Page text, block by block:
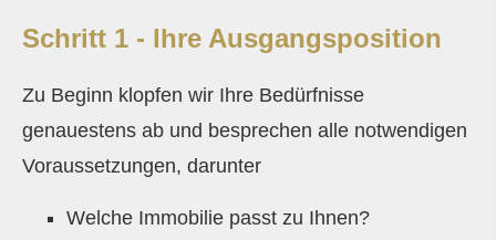
Schritt 1 - Ihre Ausgangsposition
Zu Beginn klopfen wir Ihre Bedürfnisse
genauestens ab und besprechen alle notwendigen
Voraussetzungen, darunter
Welche Immobilie passt zu Ihnen?